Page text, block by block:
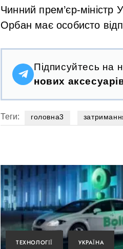
Чинний прем’єр-
Орбан має особисто
Підписуйтесь на
нових
Теги: головна3
ТЕХНОЛОГІЇ УКРАЇНА